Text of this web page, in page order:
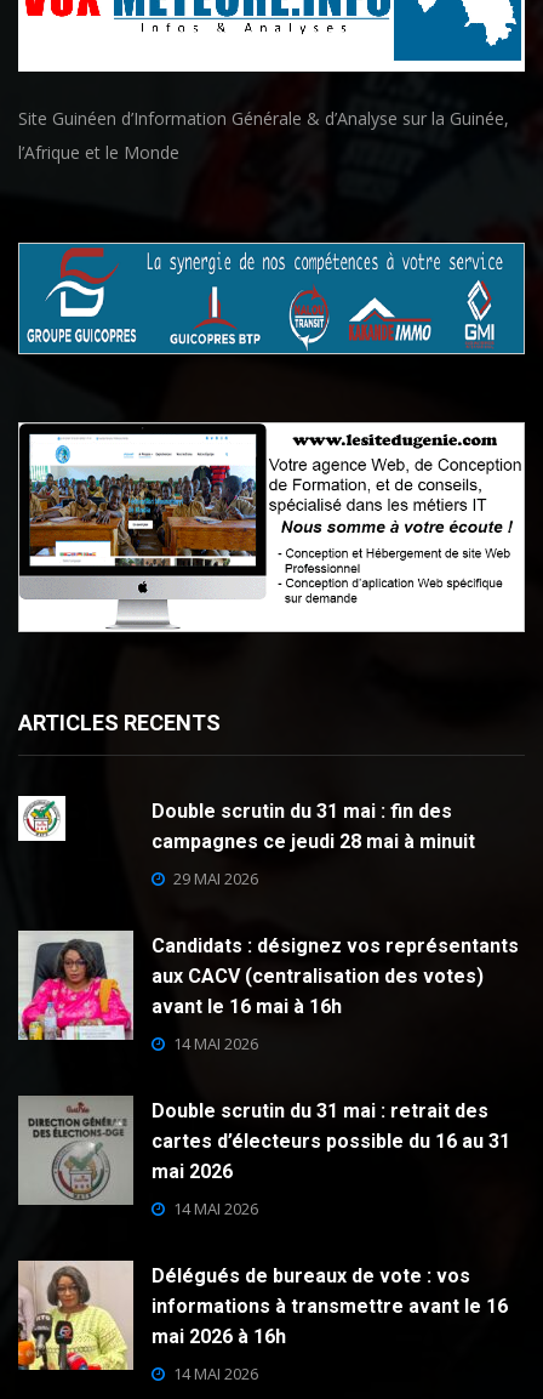
Site Guinéen d’Information Générale & d’Analyse sur la Guinée,
l’Afrique et le Monde
ARTICLES RECENTS
Double scrutin du 31 mai : fin des
campagnes ce jeudi 28 mai à minuit
29 MAI 2026
Candidats : désignez vos représentants
aux CACV (centralisation des votes)
avant le 16 mai à 16h
14 MAI 2026
Double scrutin du 31 mai : retrait des
cartes d’électeurs possible du 16 au 31
mai 2026
14 MAI 2026
Délégués de bureaux de vote : vos
informations à transmettre avant le 16
mai 2026 à 16h
14 MAI 2026